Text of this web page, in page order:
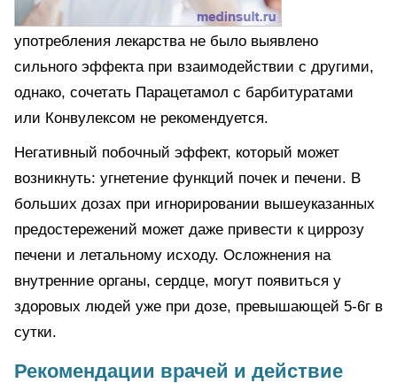
употребления лекарства не было выявлено
сильного эффекта при взаимодействии с другими,
однако, сочетать Парацетамол с барбитуратами
или Конвулексом не рекомендуется.
Негативный побочный эффект, который может
возникнуть: угнетение функций почек и печени. В
больших дозах при игнорировании вышеуказанных
предостережений может даже привести к циррозу
печени и летальному исходу. Осложнения на
внутренние органы, сердце, могут появиться у
здоровых людей уже при дозе, превышающей 5-6г в
сутки.
Рекомендации врачей и действие